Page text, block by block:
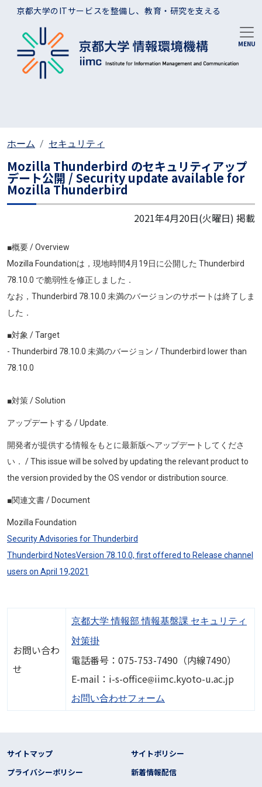
メインコンテンツに移動
京都大学のITサービスを整備し、教育・研究を支える
ホーム セキュリティ
Mozilla Thunderbird のセキュリティアップ
デート公開 / Security update available for
Mozilla Thunderbird
2021年4月20日(火曜日) 掲載
■概要 / Overview
Mozilla Foundationは，現地時間4月19日に公開した Thunderbird
78.10.0 で脆弱性を修正しました．
なお，Thunderbird 78.10.0 未満のバージョンのサポートは終了しま
した．
■対象 / Target
- Thunderbird 78.10.0 未満のバージョン / Thunderbird lower than
78.10.0
■対策 / Solution
アップデートする / Update.
開発者が提供する情報をもとに最新版へアップデートしてくださ
い． / This issue will be solved by updating the relevant product to
the version provided by the OS vendor or distribution source.
■関連文書 / Document
Mozilla Foundation
Security Advisories for Thunderbird
Thunderbird NotesVersion 78.10.0, first offered to Release channel
users on April 19,2021
お問い合わ
せ
京都大学 情報部 情報基盤課 セキュリティ
対策掛
電話番号：075-753-7490（内線7490）
E-mail：i-s-office画像iimc.kyoto-u.ac.jp
お問い合わせフォーム
フッター リンク
サイトマップ
サイトポリシー
プライバシーポリシー
新着情報配信